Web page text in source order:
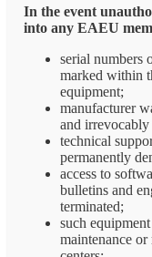
In the event
into any EAEU
serial numbers
marked within
equipment;
manufacturer
and
technical
permanently
access to
bulletins and
terminated;
such
maintenance